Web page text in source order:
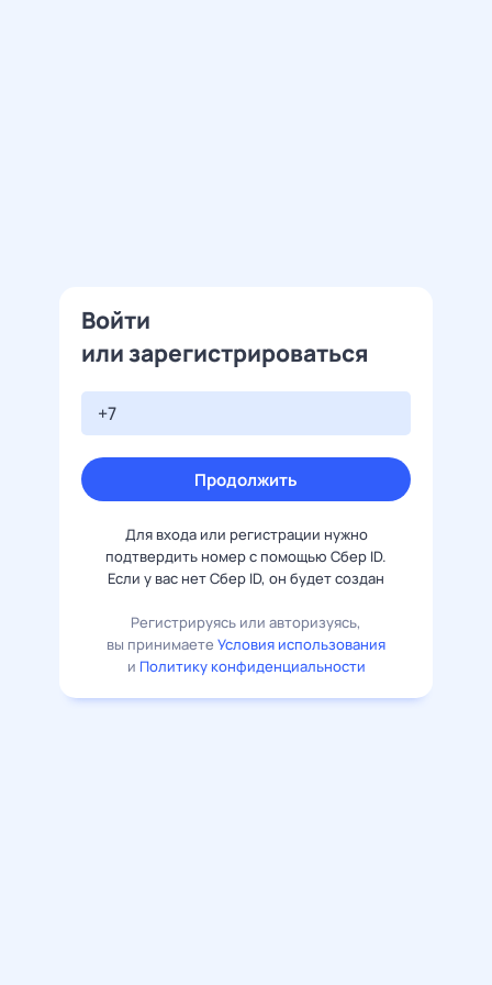
Войти
или зарегистрироваться
Продолжить
Для входа или регистрации нужно
подтвердить номер с помощью Сбер ID.
Если у вас нет Сбер ID, он будет создан
Регистрируясь или авторизуясь,
вы принимаете Условия использования
и Политику конфиденциальности